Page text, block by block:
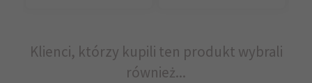
Klienci, którzy kupili ten produkt wybrali
również...